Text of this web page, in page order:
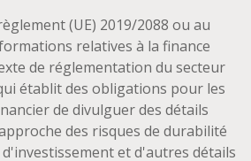
(UE) 2019/2088 ou au
relatives à la finance
de réglementation du secteur
établit des obligations pour les
de divulguer des détails
des risques de durabilité
et d'autres détails